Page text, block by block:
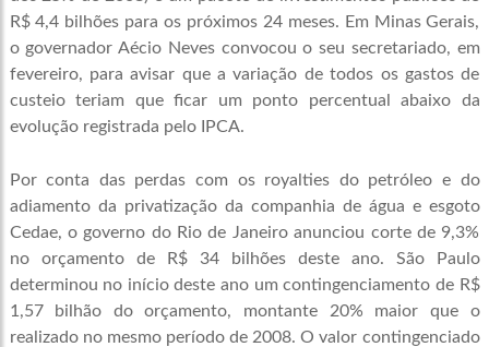
R$ 4,4 bilhões para os próximos 24 meses. Em Minas Gerais,
o governador Aécio Neves convocou o seu secretariado, em
fevereiro, para avisar que a variação de todos os gastos de
custeio teriam que ficar um ponto percentual abaixo da
evolução registrada pelo IPCA.
Por conta das perdas com os royalties do petróleo e do
adiamento da privatização da companhia de água e esgoto
Cedae, o governo do Rio de Janeiro anunciou corte de 9,3%
no orçamento de R$ 34 bilhões deste ano. São Paulo
determinou no início deste ano um contingenciamento de R$
1,57 bilhão do orçamento, montante 20% maior que o
realizado no mesmo período de 2008. O valor contingenciado